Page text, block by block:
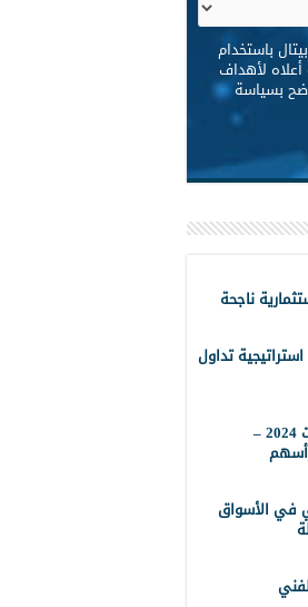
باستخدام
لأهداف
بسياسة
ناجحة
تداول
الأسهم الأمريكية وتوقعات 2024 –
في الأسواق